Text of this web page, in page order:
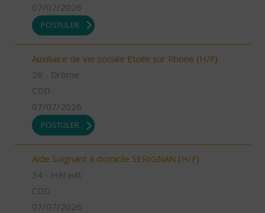
07/07/2026
POSTULER
Auxiliaire de vie sociale Etoile sur Rhone (H/F)
26 - Drôme
CDD
07/07/2026
POSTULER
Aide Soignant à domicile SERIGNAN (H/F)
34 - Hérault
CDD
07/07/2026